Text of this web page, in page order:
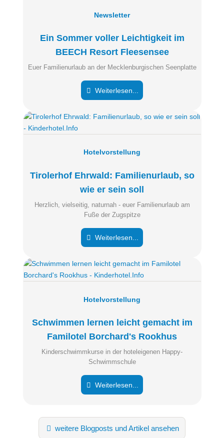
Ein Sommer voller Leichtigkeit im
BEECH Resort Fleesensee
Newsletter
Euer Familienurlaub an der Mecklenburgischen Seenplatte
Weiterlesen...
Tirolerhof Ehrwald: Familienurlaub, so
wie er sein soll
Hotelvorstellung
Herzlich, vielseitig, naturnah - euer Familienurlaub am
Fuße der Zugspitze
Weiterlesen...
Schwimmen lernen leicht gemacht im
Familotel Borchard's Rookhus
Hotelvorstellung
Kinderschwimmkurse in der hoteleigenen Happy-
Schwimmschule
Weiterlesen...
weitere Blogposts und Artikel ansehen